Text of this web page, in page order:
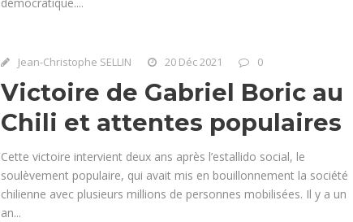
démocratique....
Jean-Christophe SELLIN 20 Déc 2021 0
Victoire de Gabriel Boric au
Chili et attentes populaires
Cette victoire intervient deux ans après l’estallido social, le
soulèvement populaire, qui avait mis en bouillonnement la société
chilienne avec plusieurs millions de personnes mobilisées. Il y a un
an...